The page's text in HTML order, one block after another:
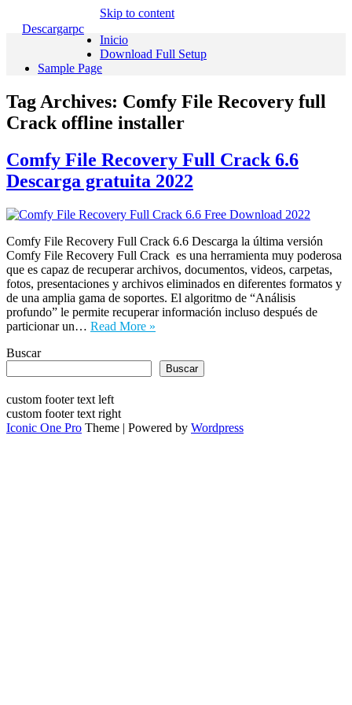
Descargarpc
Skip to content
Inicio
Download Full Setup
Sample Page
Tag Archives: Comfy File Recovery full
Crack offline installer
Comfy File Recovery Full Crack 6.6
Descarga gratuita 2022
Comfy File Recovery Full Crack 6.6 Descarga la última versión
Comfy File Recovery Full Crack es una herramienta muy poderosa
que es capaz de recuperar archivos, documentos, videos, carpetas,
fotos, presentaciones y archivos eliminados en diferentes formatos y
de una amplia gama de soportes. El algoritmo de “Análisis
profundo” le permite recuperar información incluso después de
particionar un… Read More »
Buscar
Buscar
custom footer text left
custom footer text right
Iconic One Pro Theme | Powered by Wordpress